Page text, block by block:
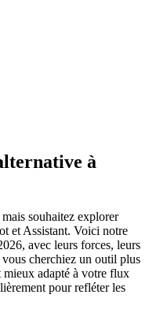
à
souhaitez explorer
et Assistant. Voici notre
avec leurs forces, leurs
cherchiez un outil plus
mieux adapté à votre flux
pour refléter les